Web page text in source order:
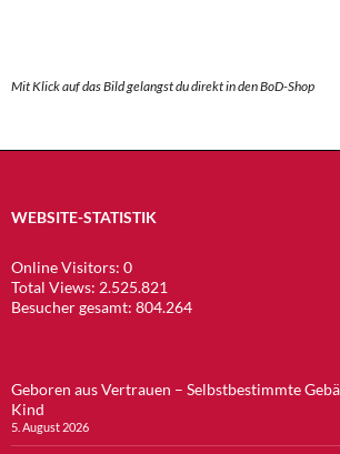
Mit Klick auf das Bild gelangst du direkt in den BoD-Shop
WEBSITE-STATISTIK
Online Visitors: 0
Total Views: 2.525.821
Besucher gesamt: 804.264
Geboren aus Vertrauen – Selbstbestimmte
Kind
5. August 2026